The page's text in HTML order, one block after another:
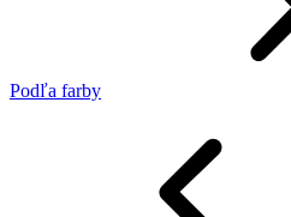
Podľa farby